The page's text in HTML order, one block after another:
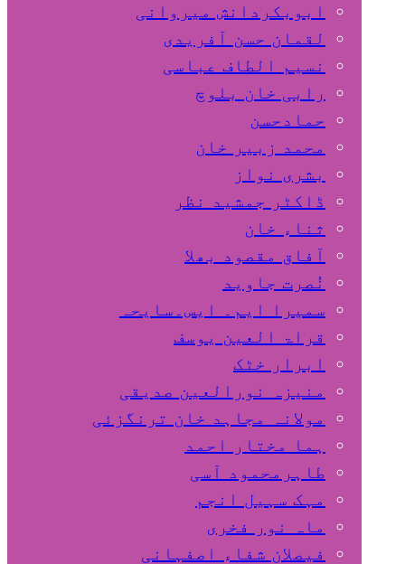
ابوبکردانش میروانی
لقمان حسن آفریدی
نسیم الطاف عباسی
رابی خان بلوچ
حمادحسن
محمد زبیر خان
بشری نواز
ڈاکٹر جمشید نظر
ثناء خان
آفاق مقصود بھلا
نُصرت جاوید
سمیرا ایم۔ ایس۔سایحہ
قراۃ العین یوسف
ابرار خٹک
منیزہ نورالعین صدیقی
مولانہ مجاہد خان ترنگزئی
ہما مختار احمد
طاہرمحمود آسی
مہک سہیل انجم
ماہ نور فخری
فیصلان شفاء اصفہانی